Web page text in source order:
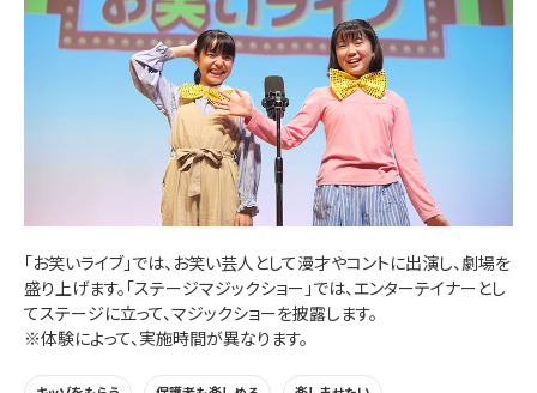
「お笑いライブ」では、お笑い芸人として漫才やコントに出演し、劇場を
盛り上げます。「ステージマジックショー」では、エンターテイナーとし
てステージに立って、マジックショーを披露します。
※体験によって、実施時間が異なります。